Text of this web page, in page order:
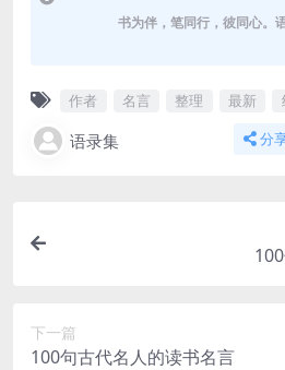
书为伴，笔同行，彼同心。
作者 名言 整理 最新
语录集 分
下一篇
100句古代名人的读书名言